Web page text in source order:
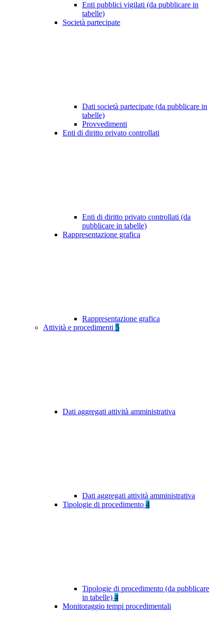
Enti pubblici vigilati (da pubblicare in
tabelle)
Società partecipate
Dati società partecipate (da pubblicare in
tabelle)
Provvedimenti
Enti di diritto privato controllati
Enti di diritto privato controllati (da
pubblicare in tabelle)
Rappresentazione grafica
Rappresentazione grafica
Attività e procedimenti 5
Dati aggregati attività amministrativa
Dati aggregati attività amministrativa
Tipologie di procedimento 4
Tipologie di procedimento (da pubblicare
in tabelle) 4
Monitoraggio tempi procedimentali